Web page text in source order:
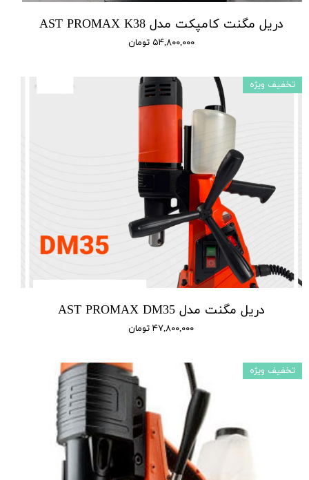
دریل مگنت کامپکت مدل AST PROMAX K38
۵۴,۸۰۰,۰۰۰ تومان
دریل مگنت مدل AST PROMAX DM35
۴۷,۸۰۰,۰۰۰ تومان
تخفیف ویژه
تخفیف ویژه